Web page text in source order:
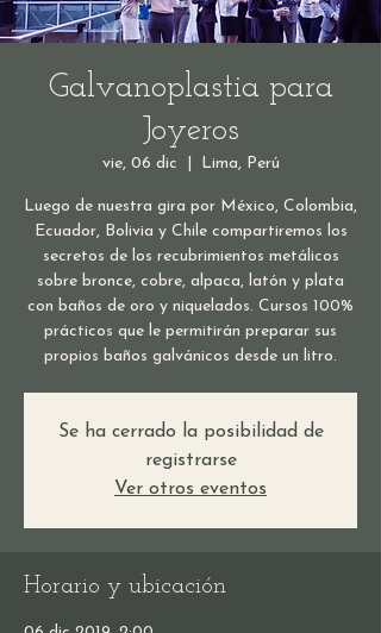
Galvanoplastia para
Joyeros
vie, 06 dic Lima, Perú
Luego de nuestra gira por México, Colombia,
Ecuador, Bolivia y Chile compartiremos los
secretos de los recubrimientos metálicos
sobre bronce, cobre, alpaca, latón y plata
con baños de oro y niquelados. Cursos 100%
prácticos que le permitirán preparar sus
propios baños galvánicos desde un litro.
Se ha cerrado la posibilidad de
registrarse
Ver otros eventos
Horario y ubicación